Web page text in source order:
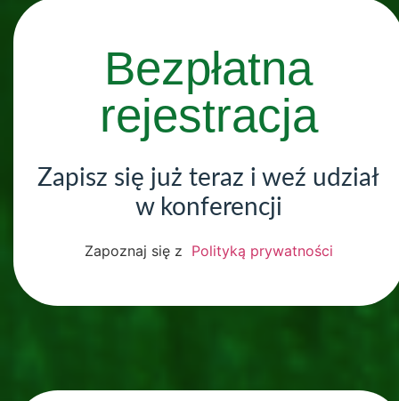
Bezpłatna
rejestracja
Zapisz się już teraz i weź udział
w konferencji
Zapoznaj się z Polityką prywatności